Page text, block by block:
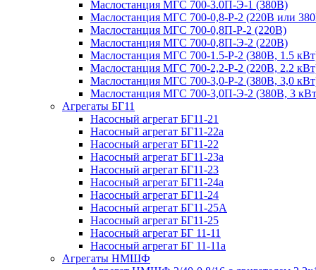
Маслостанция МГС 700-3.0П-Э-1 (380В)
Маслостанция МГС 700-0,8-Р-2 (220В или
Маслостанция МГС 700-0,8П-Р-2 (220В)
Маслостанция МГС 700-0,8П-Э-2 (220В)
Маслостанция МГС 700-1.5-Р-2 (380В, 1.5
Маслостанция МГС 700-2,2-Р-2 (220В, 2.2
Маслостанция МГС 700-3,0-Р-2 (380В, 3,0
Маслостанция МГС 700-3,0П-Э-2 (380В, 3
Агрегаты БГ11
Насосный агрегат БГ11-21
Насосный агрегат БГ11-22а
Насосный агрегат БГ11-22
Насосный агрегат БГ11-23а
Насосный агрегат БГ11-23
Насосный агрегат БГ11-24а
Насосный агрегат БГ11-24
Насосный агрегат БГ11-25А
Насосный агрегат БГ11-25
Насосный агрегат БГ 11-11
Насосный агрегат БГ 11-11а
Агрегаты НМШФ